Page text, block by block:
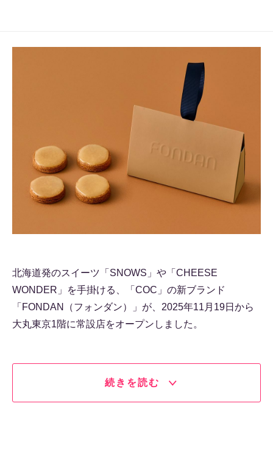
北海道発のスイーツ「SNOWS」や「CHEESE
WONDER」を手掛ける、「COC」の新ブランド
「FONDAN（フォンダン）」が、2025年11月19日から
大丸東京1階に常設店をオープンしました。
続きを読む